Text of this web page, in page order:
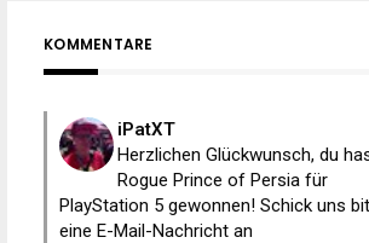
KOMMENTARE
iPatXT
Herzlichen Glückwunsch, du
Rogue Prince of Persia für
PlayStation 5 gewonnen! Schick uns
eine E-Mail-Nachricht an